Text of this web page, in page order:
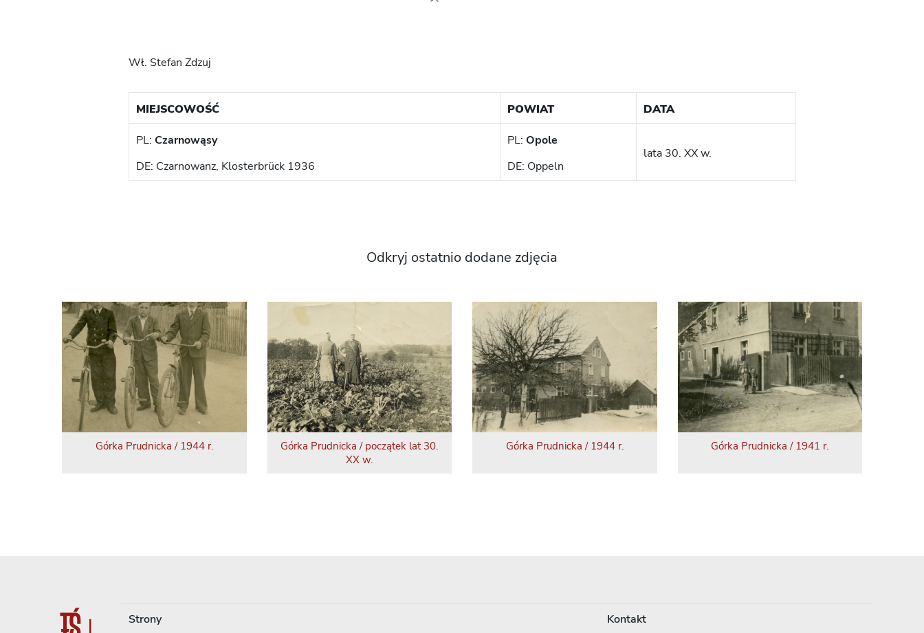
Wł. Stefan Zdzuj
MIEJSCOWOŚĆ POWIAT DATA
PL: Czarnowąsy
DE: Czarnowanz, Klosterbrück 1936
PL: Opole
DE: Oppeln
lata 30. XX w.
Odkryj ostatnio dodane zdjęcia
Górka Prudnicka / 1944 r.
Górka Prudnicka / początek lat 30.
XX w.
Górka Prudnicka / 1944 r. Górka Prudnicka / 1941 r.
Strony Kontakt